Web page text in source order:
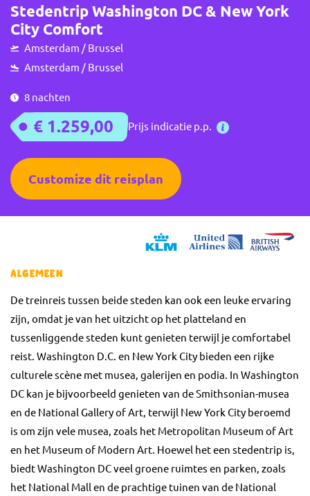
Stedentrip Washington DC & New York
City Comfort
Amsterdam / Brussel
Amsterdam / Brussel
8 nachten
€ 1.259,00 Prijs indicatie p.p.
Customize dit reisplan
Algemeen
De treinreis tussen beide steden kan ook een leuke ervaring
zijn, omdat je van het uitzicht op het platteland en
tussenliggende steden kunt genieten terwijl je comfortabel
reist. Washington D.C. en New York City bieden een rijke
culturele scène met musea, galerijen en podia. In Washington
DC kan je bijvoorbeeld genieten van de Smithsonian-musea
en de National Gallery of Art, terwijl New York City beroemd
is om zijn vele musea, zoals het Metropolitan Museum of Art
en het Museum of Modern Art. Hoewel het een stedentrip is,
biedt Washington DC veel groene ruimtes en parken, zoals
het National Mall en de prachtige tuinen van de National